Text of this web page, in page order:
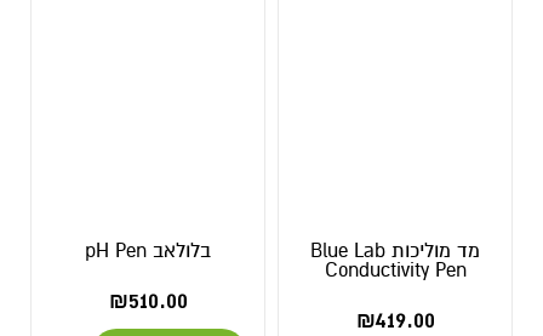
מד מוליכות Blue Lab
Conductivity Pen
₪419.00
בלולאב pH Pen
₪510.00